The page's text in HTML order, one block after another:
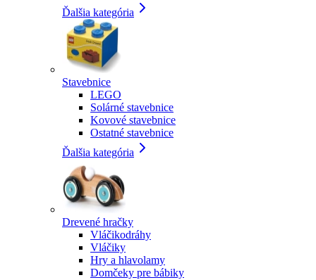
Ďalšia kategória
Stavebnice
LEGO
Solárné stavebnice
Kovové stavebnice
Ostatné stavebnice
Ďalšia kategória
Drevené hračky
Vláčikodráhy
Vláčiky
Hry a hlavolamy
Domčeky pre bábiky